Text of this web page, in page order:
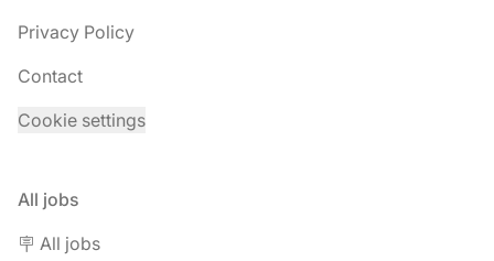
Privacy Policy
Contact
Cookie settings
All jobs
🪧 All jobs